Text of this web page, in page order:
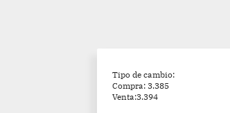
Tipo de cambio:
Compra: 3.385
Venta:3.394